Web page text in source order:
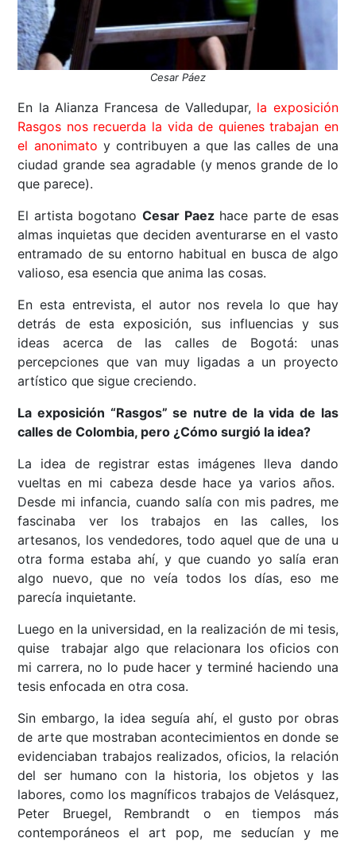
Cesar Páez
En la Alianza Francesa de Valledupar, la exposición
Rasgos nos recuerda la vida de quienes trabajan en
el anonimato y contribuyen a que las calles de una
ciudad grande sea agradable (y menos grande de lo
que parece).
El artista bogotano Cesar Paezhace parte de esas
almas inquietas que deciden aventurarse en el vasto
entramado de su entorno habitual en busca de algo
valioso, esa esencia que anima las cosas.
En esta entrevista, el autor nos revela lo que hay
detrás de esta exposición, sus influencias y sus
ideas acerca de las calles de Bogotá: unas
percepciones que van muy ligadas a un proyecto
artístico que sigue creciendo.
La exposición “Rasgos” se nutre de la vida de las
calles de Colombia, pero ¿Cómo surgió la idea?
La idea de registrar estas imágenes lleva dando
vueltas en mi cabeza desde hace ya varios años.
Desde mi infancia, cuando salía con mis padres, me
fascinaba ver los trabajos en las calles, los
artesanos, los vendedores, todo aquel que de una u
otra forma estaba ahí, y que cuando yo salía eran
algo nuevo, que no veía todos los días, eso me
parecía inquietante.
Luego en la universidad, en la realización de mi tesis,
quise trabajar algo que relacionara los oficios con
mi carrera, no lo pude hacer y terminé haciendo una
tesis enfocada en otra cosa.
Sin embargo, la idea seguía ahí, el gusto por obras
de arte que mostraban acontecimientos en donde se
evidenciaban trabajos realizados, oficios, la relación
del ser humano con la historia, los objetos y las
labores, como los magníficos trabajos de Velásquez,
Peter Bruegel, Rembrandt o en tiempos más
contemporáneos el art pop, me seducían y me